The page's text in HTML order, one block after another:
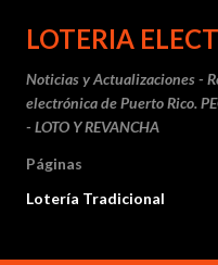
Ir al
LOTERIA
Noticias y Actualizaciones -
electrónica de Puerto Rico.
- LOTO Y REVANCHA
Páginas
Lotería Tradicional